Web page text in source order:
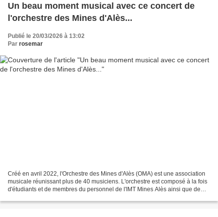
Un beau moment musical avec ce concert de
l'orchestre des Mines d'Alès...
Publié le 20/03/2026 à 13:02
Par rosemar
Créé en avril 2022, l'Orchestre des Mines d'Alès (OMA) est une association
musicale réunissant plus de 40 musiciens. L'orchestre est composé à la fois
d'étudiants et de membres du personnel de l'IMT Mines Alès ainsi que de